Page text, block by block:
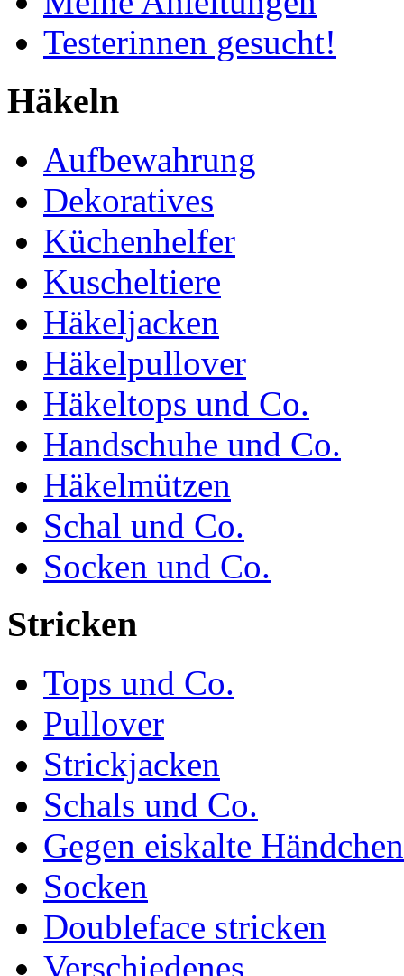
Testerinnen gesucht!
Häkeln
Aufbewahrung
Dekoratives
Küchenhelfer
Kuscheltiere
Häkeljacken
Häkelpullover
Häkeltops und Co.
Handschuhe und Co.
Häkelmützen
Schal und Co.
Socken und Co.
Stricken
Tops und Co.
Pullover
Strickjacken
Schals und Co.
Gegen eiskalte Händchen
Socken
Doubleface stricken
Verschiedenes